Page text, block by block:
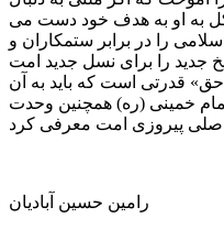
به او به هدف خود دست می
را در برابر ستمکاران و
جدید را برای نسل جدید امت
قدرتی است که باید به آن
خمینی (ره) همچنین وحدت
رامین حسین آبادیان